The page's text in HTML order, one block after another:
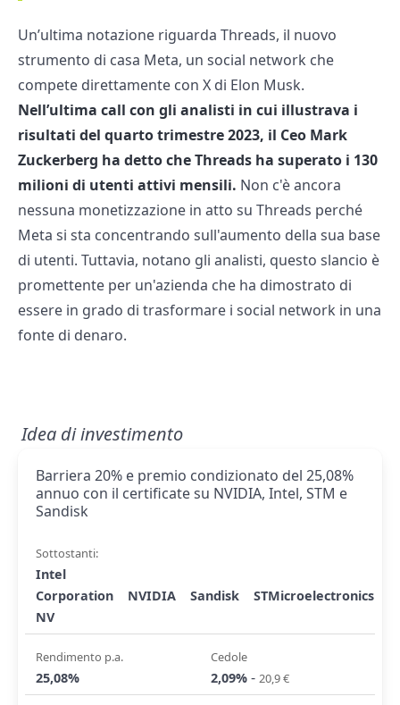
Un’ultima notazione riguarda Threads, il nuovo
strumento di casa Meta, un social network che
compete direttamente con X di Elon Musk.
Nell’ultima call con gli analisti in cui illustrava i
risultati del quarto trimestre 2023, il Ceo Mark
Zuckerberg ha detto che Threads ha superato i 130
milioni di utenti attivi mensili. Non c'è ancora
nessuna monetizzazione in atto su Threads perché
Meta si sta concentrando sull'aumento della sua base
di utenti. Tuttavia, notano gli analisti, questo slancio è
promettente per un'azienda che ha dimostrato di
essere in grado di trasformare i social network in una
fonte di denaro.
Idea di investimento
Barriera 20% e premio condizionato del 25,08%
annuo con il certificate su NVIDIA, Intel, STM e
Sandisk
Sottostanti:
Intel
Corporation
NVIDIA Sandisk
STMicroelectronics
NV
Rendimento p.a.
25,08%
Cedole
2,09% - 20,9 €